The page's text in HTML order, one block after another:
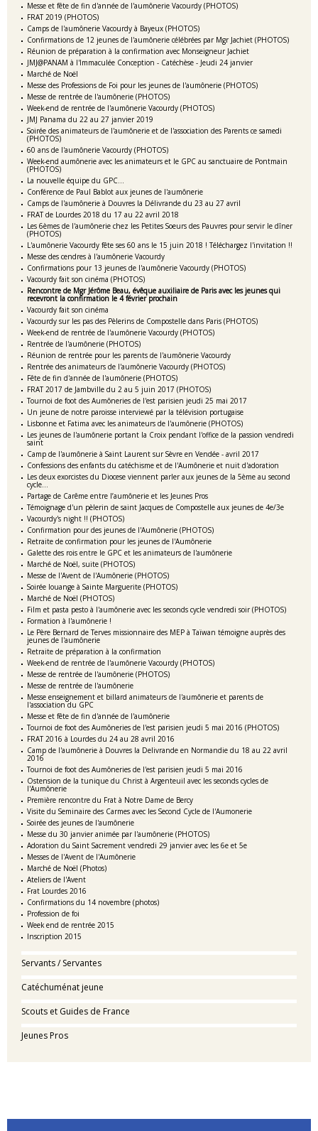
Messe et fête de fin d'année de l'aumônerie Vacourdy (PHOTOS)
FRAT 2019 (PHOTOS)
Camps de l'aumônerie Vacourdy à Bayeux (PHOTOS)
Confirmations de 12 jeunes de l'aumônerie célébrées par Mgr Jachiet (PHOTOS)
Réunion de préparation à la confirmation avec Monseigneur Jachiet
JMJ@PANAM à l'Immaculée Conception - Catéchèse - Jeudi 24 janvier
Marché de Noël
Messe des Professions de Foi pour les jeunes de l'aumônerie (PHOTOS)
Messe de rentrée de l'aumônerie (PHOTOS)
Week-end de rentrée de l'aumônerie Vacourdy (PHOTOS)
JMJ Panama du 22 au 27 janvier 2019
Soirée des animateurs de l'aumônerie et de l'association des Parents ce samedi
(PHOTOS)
60 ans de l'aumônerie Vacourdy (PHOTOS)
Week-end aumônerie avec les animateurs et le GPC au sanctuaire de Pontmain
(PHOTOS)
La nouvelle équipe du GPC...
Conférence de Paul Bablot aux jeunes de l'aumônerie
Camps de l'aumônerie à Douvres la Délivrande du 23 au 27 avril
FRAT de Lourdes 2018 du 17 au 22 avril 2018
Les 6èmes de l'aumônerie chez les Petites Soeurs des Pauvres pour servir le dîner
(PHOTOS)
L'aumônerie Vacourdy fête ses 60 ans le 15 juin 2018 ! Téléchargez l'invitation !!
Messe des cendres à l'aumônerie Vacourdy
Confirmations pour 13 jeunes de l'aumônerie Vacourdy (PHOTOS)
Vacourdy fait son cinéma (PHOTOS)
Rencontre de Mgr Jérôme Beau, évêque auxiliaire de Paris avec les jeunes qui
recevront la confirmation le 4 février prochain
Vacourdy fait son cinéma
Vacourdy sur les pas des Pèlerins de Compostelle dans Paris (PHOTOS)
Week-end de rentrée de l'aumônerie Vacourdy (PHOTOS)
Rentrée de l'aumônerie (PHOTOS)
Réunion de rentrée pour les parents de l'aumônerie Vacourdy
Rentrée des animateurs de l'aumônerie Vacourdy (PHOTOS)
Fête de fin d'année de l'aumônerie (PHOTOS)
FRAT 2017 de Jambville du 2 au 5 juin 2017 (PHOTOS)
Tournoi de foot des Aumôneries de l'est parisien jeudi 25 mai 2017
Un jeune de notre paroisse interviewé par la télévision portugaise
Lisbonne et Fatima avec les animateurs de l'aumônerie (PHOTOS)
Les jeunes de l'aumônerie portant la Croix pendant l'office de la passion vendredi
saint
Camp de l'aumônerie à Saint Laurent sur Sèvre en Vendée - avril 2017
Confessions des enfants du catéchisme et de l'Aumônerie et nuit d'adoration
Les deux exorcistes du Diocese viennent parler aux jeunes de la 5ème au second
cycle...
Partage de Carême entre l’aumônerie et les Jeunes Pros
Témoignage d'un pèlerin de saint Jacques de Compostelle aux jeunes de 4e/3e
Vacourdy's night !! (PHOTOS)
Confirmation pour des jeunes de l'Aumônerie (PHOTOS)
Retraite de confirmation pour les jeunes de l'Aumônerie
Galette des rois entre le GPC et les animateurs de l'aumônerie
Marché de Noël, suite (PHOTOS)
Messe de l'Avent de l'Aumônerie (PHOTOS)
Soirée louange à Sainte Marguerite (PHOTOS)
Marché de Noël (PHOTOS)
Film et pasta pesto à l'aumônerie avec les seconds cycle vendredi soir (PHOTOS)
Formation à l'aumônerie !
Le Père Bernard de Terves missionnaire des MEP à Taïwan témoigne auprès des
jeunes de l'aumônerie
Retraite de préparation à la confirmation
Week-end de rentrée de l'aumônerie Vacourdy (PHOTOS)
Messe de rentrée de l'aumônerie (PHOTOS)
Messe de rentrée de l'aumônerie
Messe enseignement et billard animateurs de l'aumônerie et parents de
l'association du GPC
Messe et fête de fin d'année de l'aumônerie
Tournoi de foot des Aumôneries de l'est parisien jeudi 5 mai 2016 (PHOTOS)
FRAT 2016 à Lourdes du 24 au 28 avril 2016
Camp de l'aumônerie à Douvres la Delivrande en Normandie du 18 au 22 avril
2016
Tournoi de foot des Aumôneries de l'est parisien jeudi 5 mai 2016
Ostension de la tunique du Christ à Argenteuil avec les seconds cycles de
l'Aumônerie
Première rencontre du Frat à Notre Dame de Bercy
Visite du Seminaire des Carmes avec les Second Cycle de l'Aumonerie
Soirée des jeunes de l'aumônerie
Messe du 30 janvier animée par l'aumônerie (PHOTOS)
Adoration du Saint Sacrement vendredi 29 janvier avec les 6e et 5e
Messes de l'Avent de l'Aumônerie
Marché de Noël (Photos)
Ateliers de l'Avent
Frat Lourdes 2016
Confirmations du 14 novembre (photos)
Profession de foi
Week end de rentrée 2015
Inscription 2015
Servants / Servantes
Catéchuménat jeune
Scouts et Guides de France
Jeunes Pros